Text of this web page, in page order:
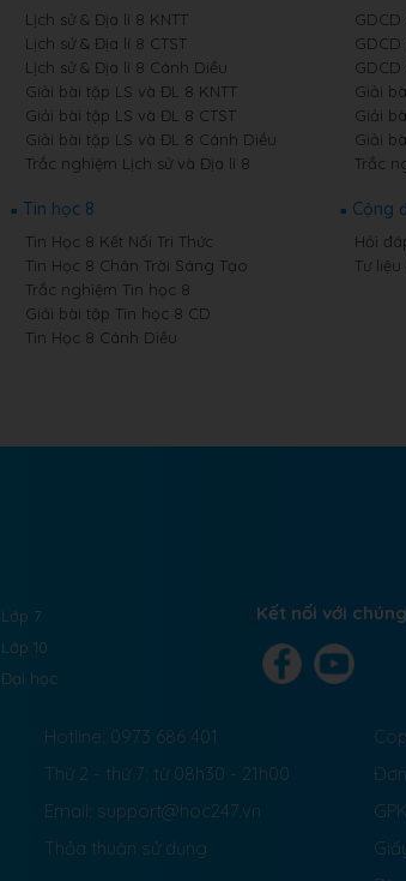
Lịch sử & Địa lí 8 KNTT
Lịch sử & Địa lí 8 CTST
Lịch sử & Địa lí 8 Cánh Diều
Giải bài tập LS và ĐL 8 KNTT
Giải bài tập LS và ĐL 8 CTST
Giải bài tập LS và ĐL 8 Cánh Diều
Trắc nghiệm Lịch sử và Địa lí 8
GDCD
Giải
Giải
Giải
Trắc
Tin học 8
Tin Học 8 Kết Nối Tri Thức
Tin Học 8 Chân Trời Sáng Tạo
Trắc nghiệm Tin học 8
Giải bài tập Tin học 8 CD
Tin Học 8 Cánh Diều
Cộng
Hỏi
Tư
Lớp 7
Lớp 10
Đại học
Kết nối với
Hotline: 0973 686 401
Thứ 2 - thứ 7: từ 08h30 - 21h00
Email: support@hoc247.vn
Thỏa thuận sử dụng